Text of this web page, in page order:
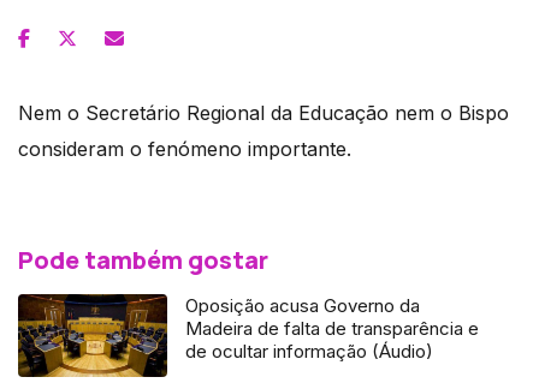
Nem o Secretário Regional da Educação nem o Bispo
consideram o fenómeno importante.
Pode também gostar
Oposição acusa Governo da
Madeira de falta de transparência e
de ocultar informação (Áudio)